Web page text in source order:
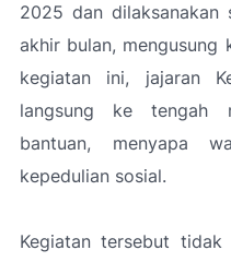
2025 dan
akhir bulan, mengusung
kegiatan ini, jajaran
langsung ke tengah
bantuan, menyapa
kepedulian sosial.
Kegiatan tersebut tidak